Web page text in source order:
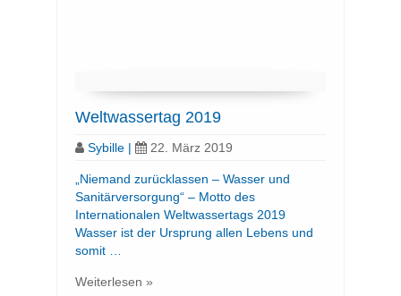
Weltwassertag 2019
Sybille | 22. März 2019
„Niemand zurücklassen – Wasser und
Sanitärversorgung“ – Motto des
Internationalen Weltwassertags 2019
Wasser ist der Ursprung allen Lebens und
somit …
Weiterlesen »